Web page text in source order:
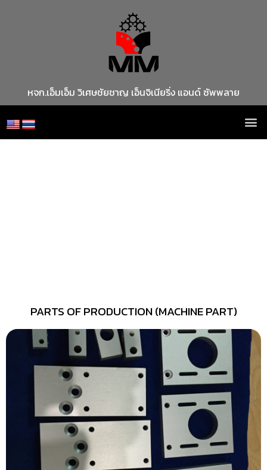
หจก.เอ็มเอ็ม วิเศษชัยชาญ เอ็นจิเนียริ่ง แอนด์ ซัพพลาย
PARTS OF PRODUCTION (MACHINE PART)